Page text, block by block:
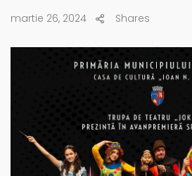
martie 26, 2024 Shares